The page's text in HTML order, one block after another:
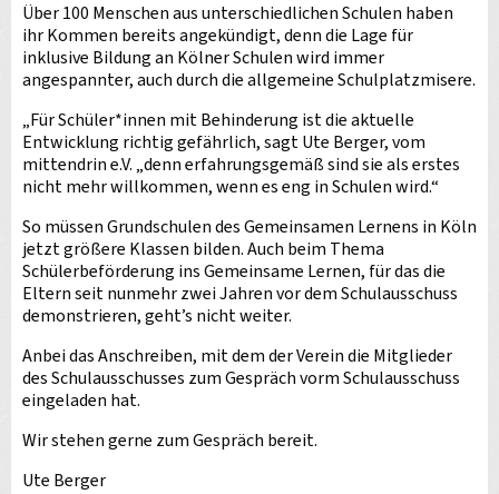
Über 100 Menschen aus unterschiedlichen Schulen haben
ihr Kommen bereits angekündigt, denn die Lage für
inklusive Bildung an Kölner Schulen wird immer
angespannter, auch durch die allgemeine Schulplatzmisere.
„Für Schüler*innen mit Behinderung ist die aktuelle
Entwicklung richtig gefährlich, sagt Ute Berger, vom
mittendrin e.V. „denn erfahrungsgemäß sind sie als erstes
nicht mehr willkommen, wenn es eng in Schulen wird.“
So müssen Grundschulen des Gemeinsamen Lernens in Köln
jetzt größere Klassen bilden. Auch beim Thema
Schülerbeförderung ins Gemeinsame Lernen, für das die
Eltern seit nunmehr zwei Jahren vor dem Schulausschuss
demonstrieren, geht’s nicht weiter.
Anbei das Anschreiben, mit dem der Verein die Mitglieder
des Schulausschusses zum Gespräch vorm Schulausschuss
eingeladen hat.
Wir stehen gerne zum Gespräch bereit.
Ute Berger